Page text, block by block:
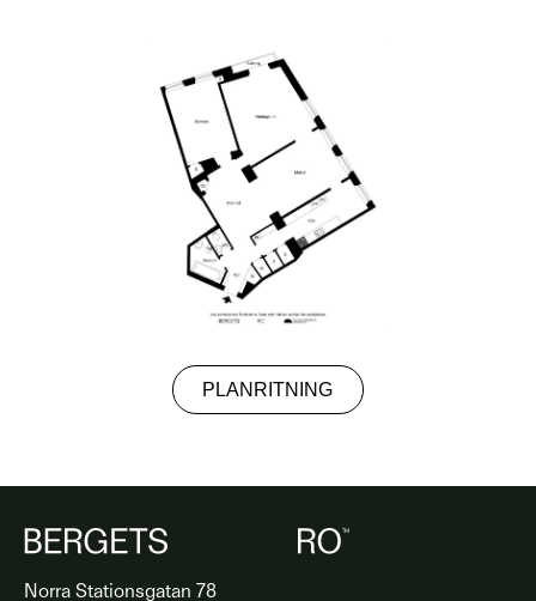
PLANRITNING
Norra Stationsgatan 78